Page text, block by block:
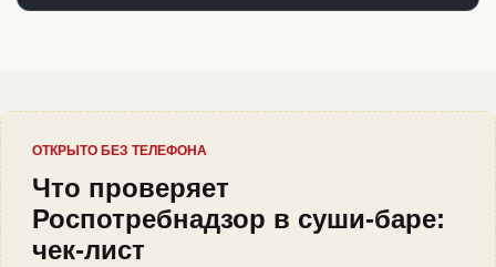
ОТКРЫТО БЕЗ ТЕЛЕФОНА
Что проверяет
Роспотребнадзор в суши-баре:
чек-лист